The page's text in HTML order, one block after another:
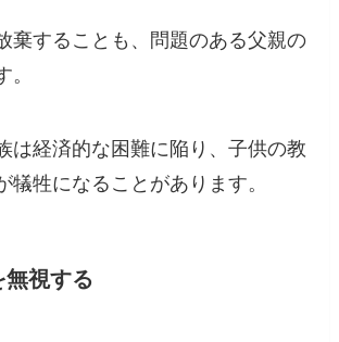
棄することも、問題のある父親の
。
は経済的な困難に陥り、子供の教
犠牲になることがあります。
視する